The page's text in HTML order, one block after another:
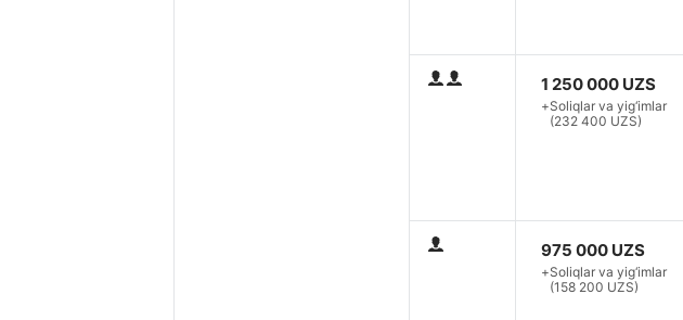
1 250 000 UZS
+Soliqlar va yig‘imlar
(232 400 UZS)
975 000 UZS
+Soliqlar va yig‘imlar
(158 200 UZS)